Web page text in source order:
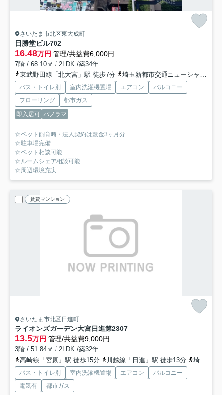
さいたま市北区東大成町
日勝堂ビル702
16.48万円 管理/共益費6,000円
7階 / 68.10㎡ / 2LDK /築34年
東武野田線「北大宮」駅 徒歩7分
埼玉新都市交通ニューシャトル「鉄道博物館（大成）」駅 徒歩7分
バス・トイレ別 室内洗濯機置場 エアコン
バルコニー
フローリング
都市ガス
即入居可 パノラマ
☆ペット飼育時・法人契約は敷金3ヶ月分
☆駐車場完備
☆ペット相談可能
☆ルームシェア相談可能
☆周辺環境充実
☆角部屋
賃貸マンション
さいたま市北区日進町
ライオンズガーデン大宮日進第2307
13.5万円 管理/共益費9,000円
3階 / 51.84㎡ / 2LDK /築32年
高崎線「宮原」駅 徒歩15分
川越線「日進」駅 徒歩13分 埼玉新都市交通ニューシャトル「加茂宮」駅 徒歩26分
バス・トイレ別 室内洗濯機置場 エアコン
バルコニー
電気有
都市ガス